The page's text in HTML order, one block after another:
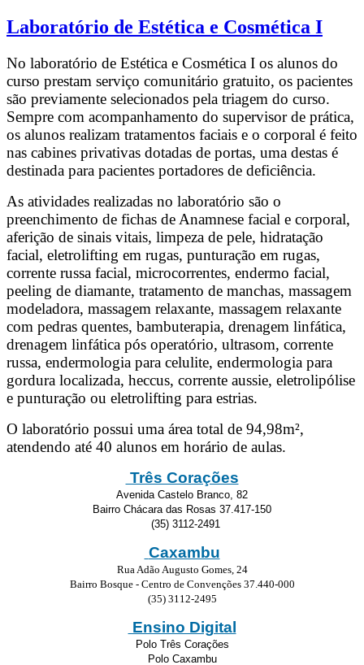
Laboratório de Estética e Cosmética I
No laboratório de Estética e Cosmética I os alunos do
curso prestam serviço comunitário gratuito, os pacientes
são previamente selecionados pela triagem do curso.
Sempre com acompanhamento do supervisor de prática,
os alunos realizam tratamentos faciais e o corporal é feito
nas cabines privativas dotadas de portas, uma destas é
destinada para pacientes portadores de deficiência.
As atividades realizadas no laboratório são o
preenchimento de fichas de Anamnese facial e corporal,
aferição de sinais vitais, limpeza de pele, hidratação
facial, eletrolifting em rugas, punturação em rugas,
corrente russa facial, microcorrentes, endermo facial,
peeling de diamante, tratamento de manchas, massagem
modeladora, massagem relaxante, massagem relaxante
com pedras quentes, bambuterapia, drenagem linfática,
drenagem linfática pós operatório, ultrasom, corrente
russa, endermologia para celulite, endermologia para
gordura localizada, heccus, corrente aussie, eletrolipólise
e punturação ou eletrolifting para estrias.
O laboratório possui uma área total de 94,98m²,
atendendo até 40 alunos em horário de aulas.
Três Corações
Avenida Castelo Branco, 82
Bairro Chácara das Rosas 37.417-150
(35) 3112-2491
Caxambu
Rua Adão Augusto Gomes, 24
Bairro Bosque - Centro de Convenções 37.440-000
(35) 3112-2495
Ensino Digital
Polo Três Corações
Polo Caxambu